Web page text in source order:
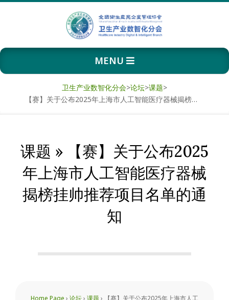
卫
生
产
数
智
化
Primary
Navigation
MENU
卫生产业数智化分会>论坛>课题>
【赛】关于公布2025年上海市人工智能医疗器械揭榜挂帅推荐项目名单的通知
课题 »
【赛】关于公布2025
年上海市人工智能医疗器械
揭榜挂帅推荐项目名单的通
知
Home Page › 论坛› 课题 ›
【赛】关于公布2025年上海市人工